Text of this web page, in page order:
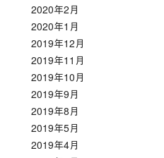
2020年2月
2020年1月
2019年12月
2019年11月
2019年10月
2019年9月
2019年8月
2019年5月
2019年4月